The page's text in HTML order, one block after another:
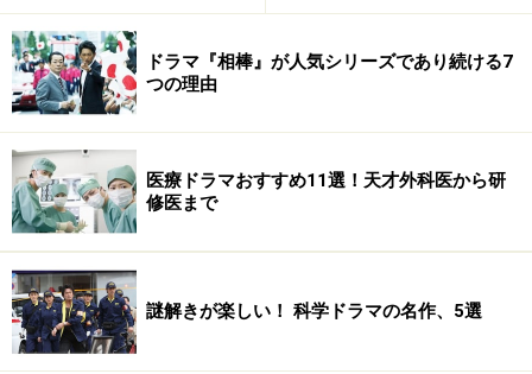
ドラマ『相棒』が人気シリーズであり続ける7
つの理由
医療ドラマおすすめ11選！天才外科医から研
修医まで
謎解きが楽しい！ 科学ドラマの名作、5選